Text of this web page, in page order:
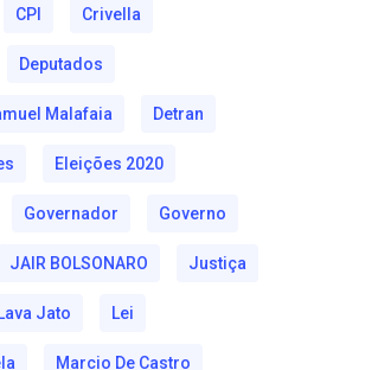
CPI Crivella
Deputados
Malafaia Detran
Eleições 2020
Governador Governo
JAIR BOLSONARO Justiça
Lava Jato Lei
Marcio De Castro